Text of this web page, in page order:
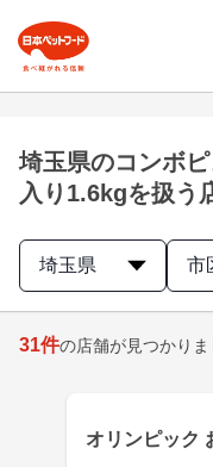
埼玉県のコンボ
入り1.6kgを扱う
埼玉県 市
31件の店舗が見つかりま
オリンピック